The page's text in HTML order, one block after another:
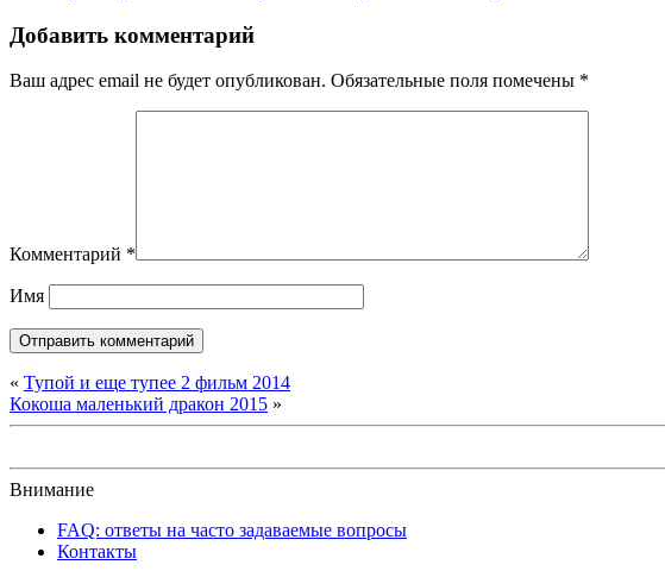
Добавить комментарий
Ваш адрес email не будет опубликован. Обязательные поля помечены *
Комментарий *
Имя
« Тупой и еще тупее 2 фильм 2014
Кокоша маленький дракон 2015 »
Внимание
FAQ: ответы на часто задаваемые вопросы
Контакты